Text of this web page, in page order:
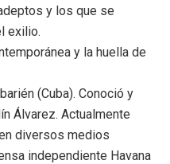
y los que se
exilio.
y la huella de
(Cuba). Conoció y
Álvarez. Actualmente
diversos medios
independiente Havana